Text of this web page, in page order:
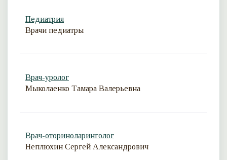
Педиатрия
Врачи педиатры
Врач-уролог
Мыколаенко Тамара Валерьевна
Врач-оториноларинголог
Неплюхин Сергей Александрович